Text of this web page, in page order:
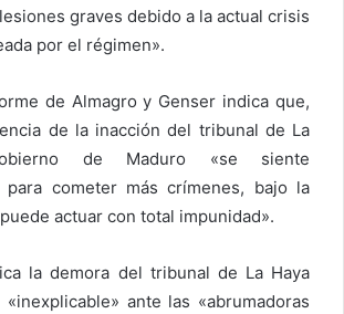
graves debido a la actual crisis
por el régimen».
de Almagro y Genser indica que,
de la inacción del tribunal de La
de Maduro «se siente
para cometer más crímenes, bajo la
actuar con total impunidad».
la demora del tribunal de La Haya
ante las «abrumadoras